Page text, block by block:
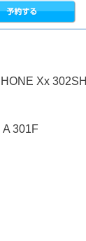
Xx 302SH
A 301F